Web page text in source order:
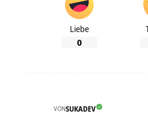
Liebe
0
VONSUKADEV